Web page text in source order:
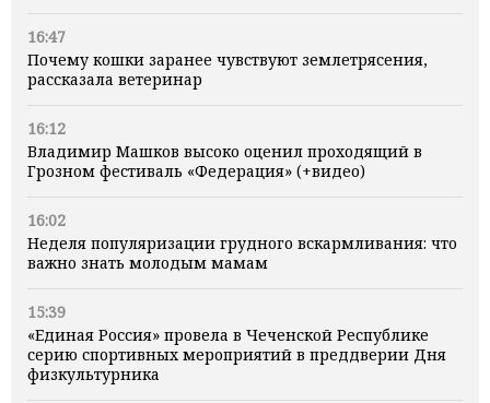
16:47
Почему кошки заранее чувствуют землетрясения,
рассказала ветеринар
16:12
Владимир Машков высоко оценил проходящий в
Грозном фестиваль «Федерация» (+видео)
16:02
Неделя популяризации грудного вскармливания: что
важно знать молодым мамам
15:39
«Единая Россия» провела в Чеченской Республике
серию спортивных мероприятий в преддверии Дня
физкультурника